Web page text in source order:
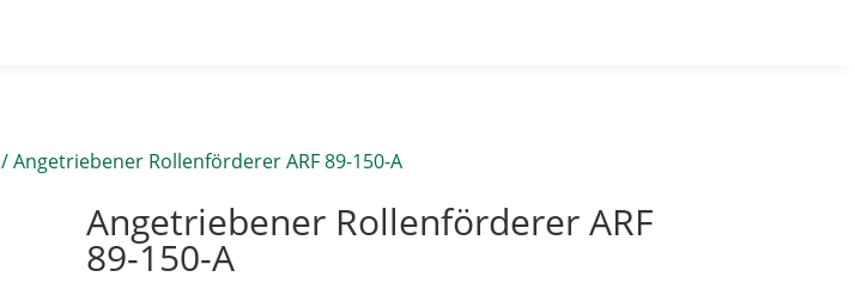
/ Angetriebener Rollenförderer ARF 89-150-A
Angetriebener Rollenförderer ARF
89-150-A